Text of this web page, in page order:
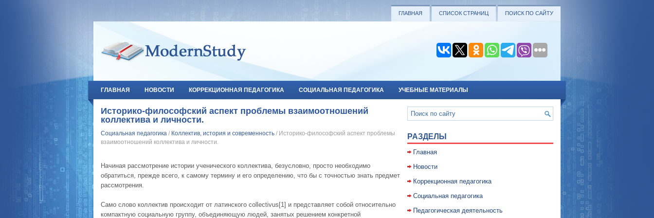
ГЛАВНАЯ СПИСОК СТРАНИЦ ПОИСК ПО САЙТУ
ГЛАВНАЯ НОВОСТИ КОРРЕКЦИОННАЯ ПЕДАГОГИКА СОЦИАЛЬНАЯ ПЕДАГОГИКА УЧЕБНЫЕ МАТЕРИАЛЫ
Историко-философский аспект проблемы взаимоотношений
коллектива и личности.
Социальная педагогика / Коллектив, история и современность / Историко-философский аспект проблемы
взаимоотношений коллектива и личности.
Начиная рассмотрение истории ученического коллектива, безусловно, просто необходимо
обратиться, прежде всего, к самому термину и его определению, что бы с точностью знать предмет
рассмотрения.
Само слово коллектив происходит от латинского collectivus[1] и представляет собой относительно
компактную социальную группу, объединяющую людей, занятых решением конкретной
РАЗДЕЛЫ
Главная
Новости
Коррекционная педагогика
Социальная педагогика
Педагогическая деятельность